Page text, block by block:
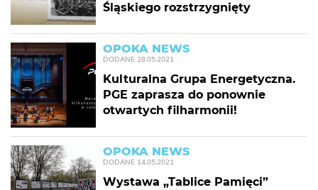
Śląskiego rozstrzygnięty
OPOKA NEWS
DODANE 28.05.2021
Kulturalna Grupa Energetyczna.
PGE zaprasza do ponownie
otwartych filharmonii!
OPOKA NEWS
DODANE 14.05.2021
Wystawa „Tablice Pamięci”